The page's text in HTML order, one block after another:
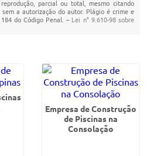
parcial ou total, mesmo citando
a autorização do autor. Plágio é crime e
do Código Penal. – Lei n° 9.610-98 sobre
Empresa de Construção
de Piscinas na
Consolação